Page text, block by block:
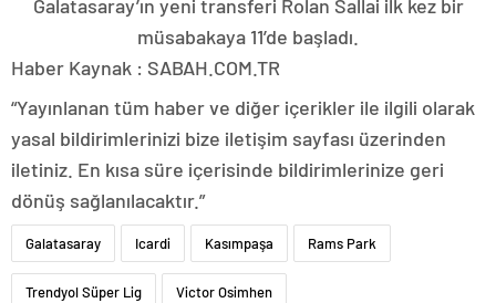
Galatasaray’ın yeni transferi Rolan Sallai ilk kez bir
müsabakaya 11’de başladı.
Haber Kaynak : SABAH.COM.TR
“Yayınlanan tüm haber ve diğer içerikler ile ilgili olarak
yasal bildirimlerinizi bize iletişim sayfası üzerinden
iletiniz. En kısa süre içerisinde bildirimlerinize geri
dönüş sağlanılacaktır.”
Galatasaray Icardi Kasımpaşa Rams Park
Trendyol Süper Lig Victor Osimhen